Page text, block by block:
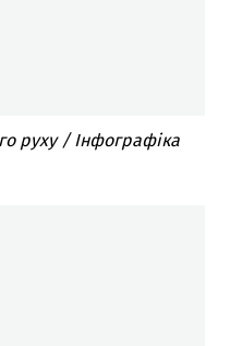
руху / Інфографіка